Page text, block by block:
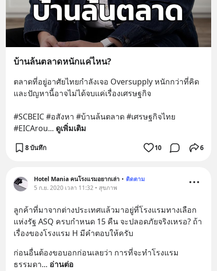
บ้านล้นตลาดหนักแค่ไหน?
ตลาดที่อยู่อาศัยไทยกำลังเจอ Oversupply หนักกว่าที่คิด
และปัญหานี้อาจไม่ได้จบแค่เรื่องเศรษฐกิจ
#SCBEIC #อสังหา #บ้านล้นตลาด #เศรษฐกิจไทย
#EICArou... ดูเพิ่มเติม
8 บันทึก 10 6
Hotel Mania คนโรงแรมอยากเล่า • ติดตาม
5 ก.ย. 2020 เวลา 11:32 • สุขภาพ
ลูกค้าที่มาจากต่างประเทศแล้วมาอยู่ที่โรงแรมทางเลือก
แห่งรัฐ ASQ ครบกำหนด 15 คืน จะปลอดภัยจริงเหรอ? ถ้า
เรื่องของโรงแรม H มีคำตอบให้ครับ
ก่อนอื่นต้องขอบอกก่อนเลยว่า การที่จะทำโรงแรม
ธรรมดา... อ่านต่อ